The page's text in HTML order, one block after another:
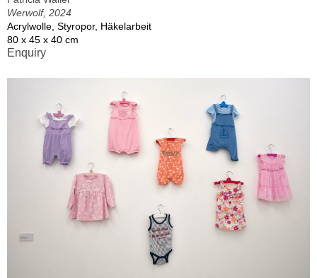
Werwolf, 2024
Acrylwolle, Styropor, Häkelarbeit
80 x 45 x 40 cm
Enquiry